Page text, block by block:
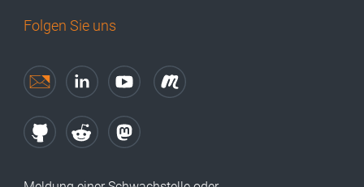
Folgen Sie uns